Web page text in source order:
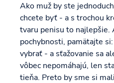
Ako muž by ste
chcete byť - a s trochou
tvaru penisu to najlepšie.
pochybnosti, pamätajte
vybrať - a sťažovanie sa
vôbec nepomáhajú, len
tieňa. Preto by sme si